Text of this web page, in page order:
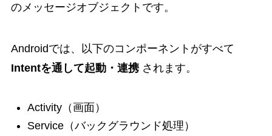
のメッセージオブジェクトです。
Androidでは、以下のコンポーネントがすべて
Intentを通して起動・連携されます。
Activity（画面）
Service（バックグラウンド処理）